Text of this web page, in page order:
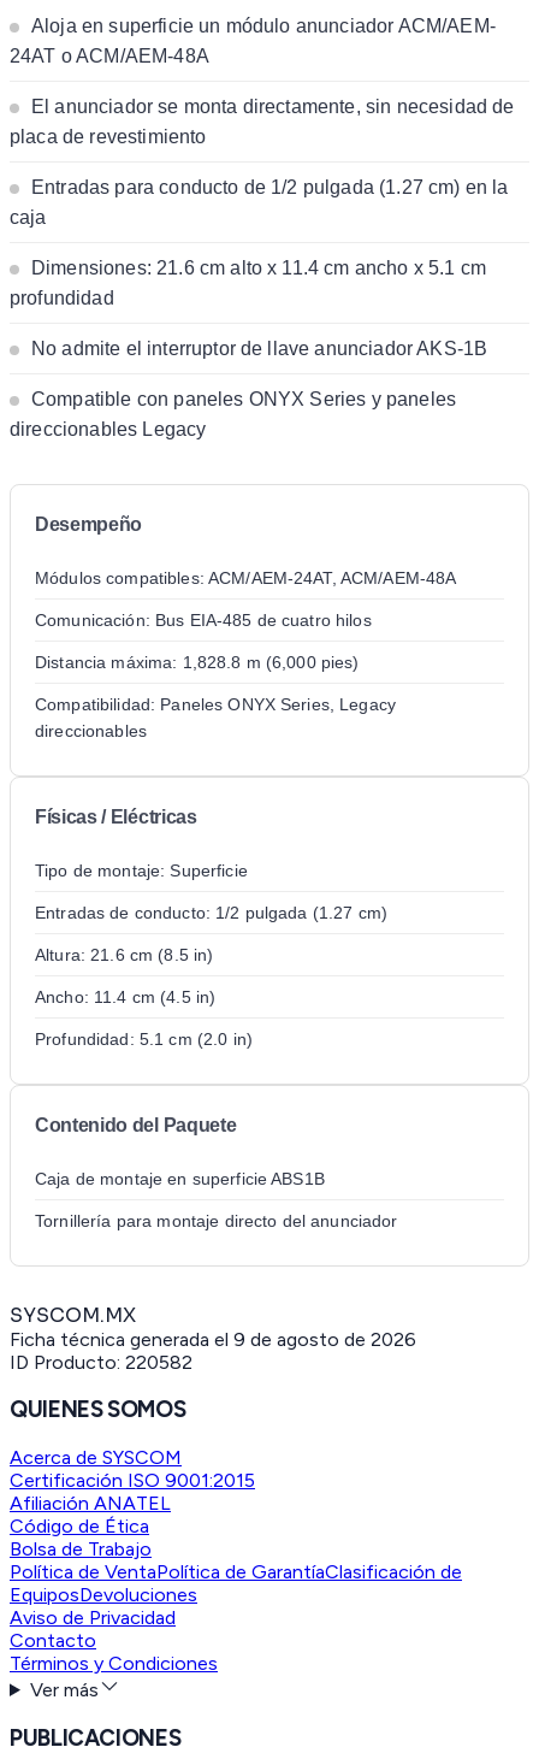
Aloja en superficie un módulo anunciador ACM/AEM-
24AT o ACM/AEM-48A
El anunciador se monta directamente, sin necesidad de
placa de revestimiento
Entradas para conducto de 1/2 pulgada (1.27 cm) en la
caja
Dimensiones: 21.6 cm alto x 11.4 cm ancho x 5.1 cm
profundidad
No admite el interruptor de llave anunciador AKS-1B
Compatible con paneles ONYX Series y paneles
direccionables Legacy
Desempeño
Módulos compatibles: ACM/AEM-24AT, ACM/AEM-48A
Comunicación: Bus EIA-485 de cuatro hilos
Distancia máxima: 1,828.8 m (6,000 pies)
Compatibilidad: Paneles ONYX Series, Legacy
direccionables
Físicas / Eléctricas
Tipo de montaje: Superficie
Entradas de conducto: 1/2 pulgada (1.27 cm)
Altura: 21.6 cm (8.5 in)
Ancho: 11.4 cm (4.5 in)
Profundidad: 5.1 cm (2.0 in)
Contenido del Paquete
Caja de montaje en superficie ABS1B
Tornillería para montaje directo del anunciador
SYSCOM.MX
Ficha técnica generada el 9 de agosto de 2026
ID Producto: 220582
QUIENES SOMOS
Acerca de SYSCOM
Certificación ISO 9001:2015
Afiliación ANATEL
Código de Ética
Bolsa de Trabajo
Política de VentaPolítica de GarantíaClasificación de
EquiposDevoluciones
Aviso de Privacidad
Contacto
Términos y Condiciones
Ver más
PUBLICACIONES